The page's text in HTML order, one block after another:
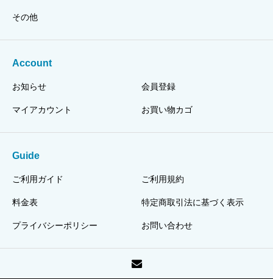
その他
Account
お知らせ 会員登録
マイアカウント お買い物カゴ
Guide
ご利用ガイド ご利用規約
料金表 特定商取引法に基づく表示
プライバシーポリシー お問い合わせ